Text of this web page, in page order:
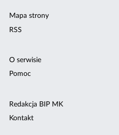
Mapa strony
RSS
O serwisie
Pomoc
Redakcja BIP MK
Kontakt